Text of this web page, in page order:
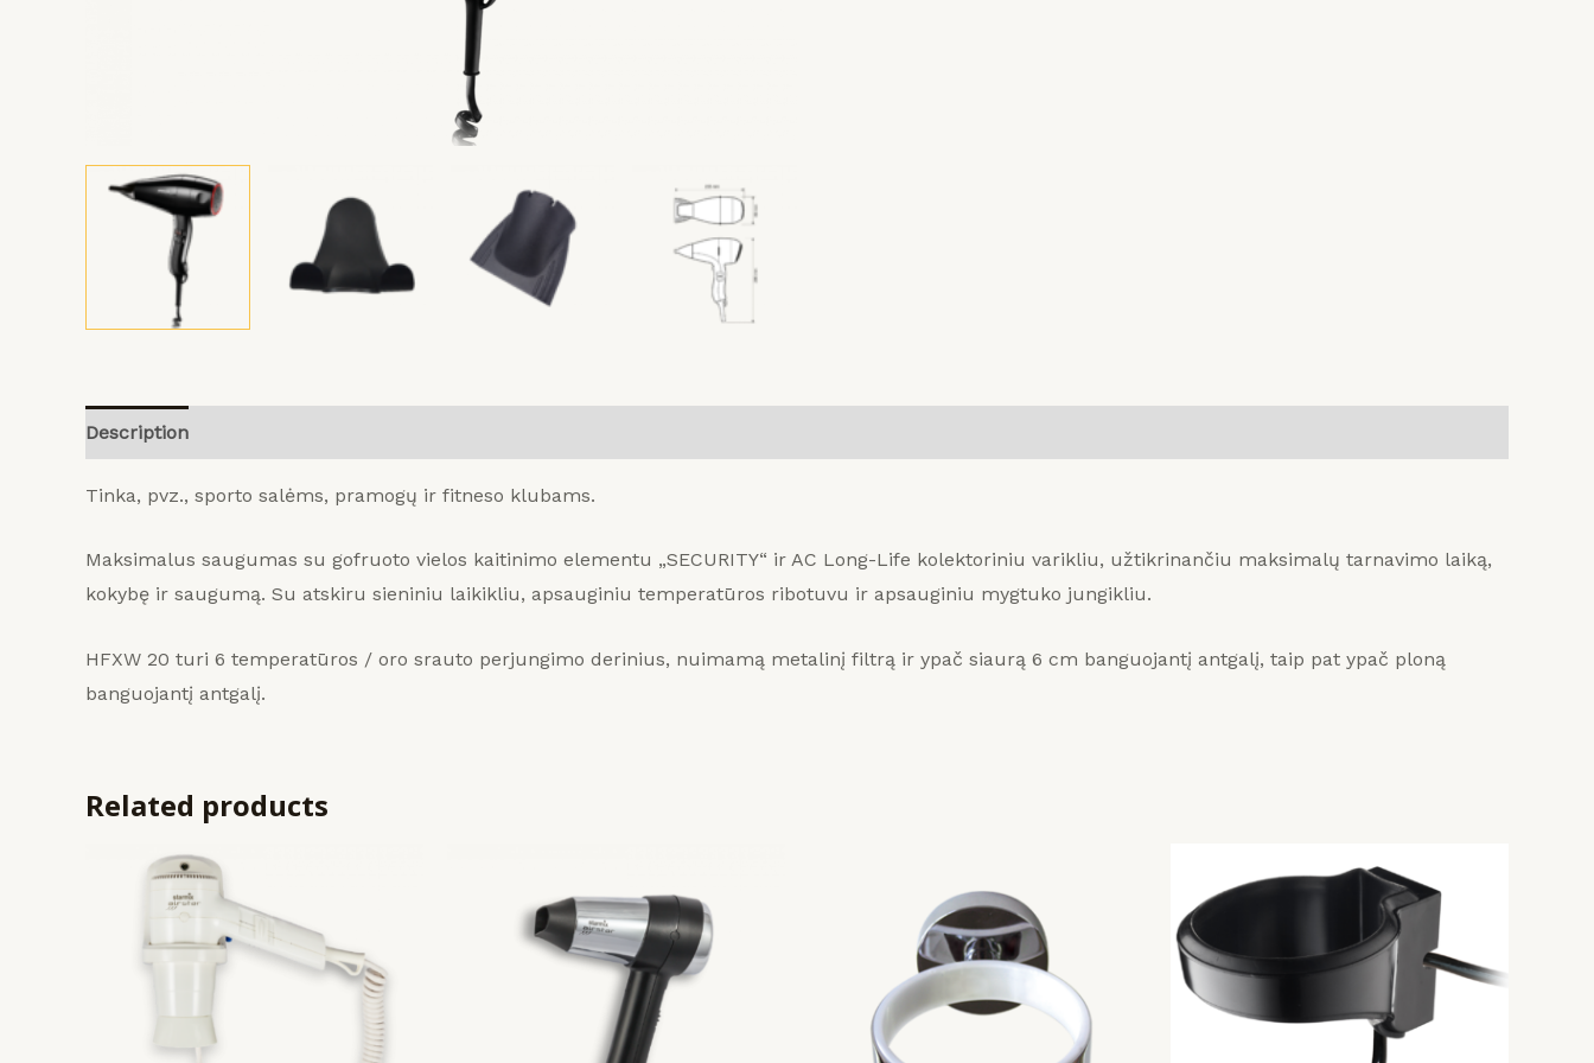
Description
Tinka, pvz., sporto salėms, pramogų ir fitneso klubams.
Maksimalus saugumas su gofruoto vielos kaitinimo elementu „SECURITY“ ir AC Long-Life kolektoriniu varikliu, užtikrinančiu maksimalų tarnavimo laiką,
kokybę ir saugumą. Su atskiru sieniniu laikikliu, apsauginiu temperatūros ribotuvu ir apsauginiu mygtuko jungikliu.
HFXW 20 turi 6 temperatūros / oro srauto perjungimo derinius, nuimamą metalinį filtrą ir ypač siaurą 6 cm banguojantį antgalį, taip pat ypač ploną
banguojantį antgalį.
Related products
įrangos
Produktai